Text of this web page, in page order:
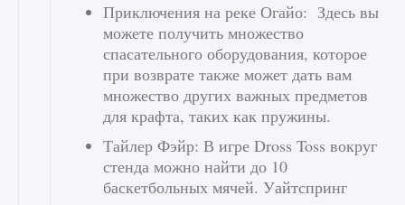
Приключения на реке Огайо: Здесь вы
можете получить множество
спасательного оборудования, которое
при возврате также может дать вам
множество других важных предметов
для крафта, таких как пружины.
Тайлер Фэйр: В игре Dross Toss вокруг
стенда можно найти до 10
баскетбольных мячей. Уайтспринг